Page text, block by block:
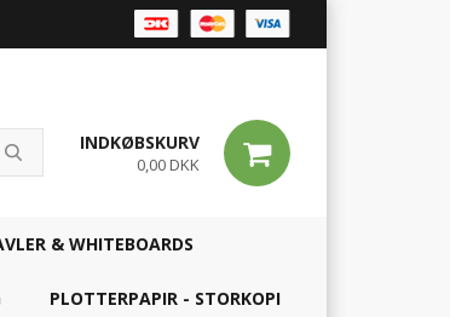
INDKØBSKURV
0,00 DKK
& WHITEBOARDS
PLOTTERPAPIR - STORKOPI